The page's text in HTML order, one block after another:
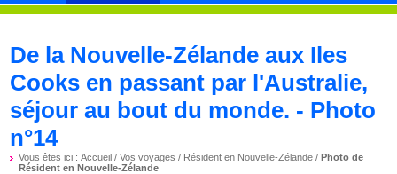
De la Nouvelle-Zélande aux Iles
Cooks en passant par l'Australie,
séjour au bout du monde. - Photo
n°14
Vous êtes ici :Accueil /Vos voyages / Résident en Nouvelle-Zélande /Photo de
Résident en Nouvelle-Zélande